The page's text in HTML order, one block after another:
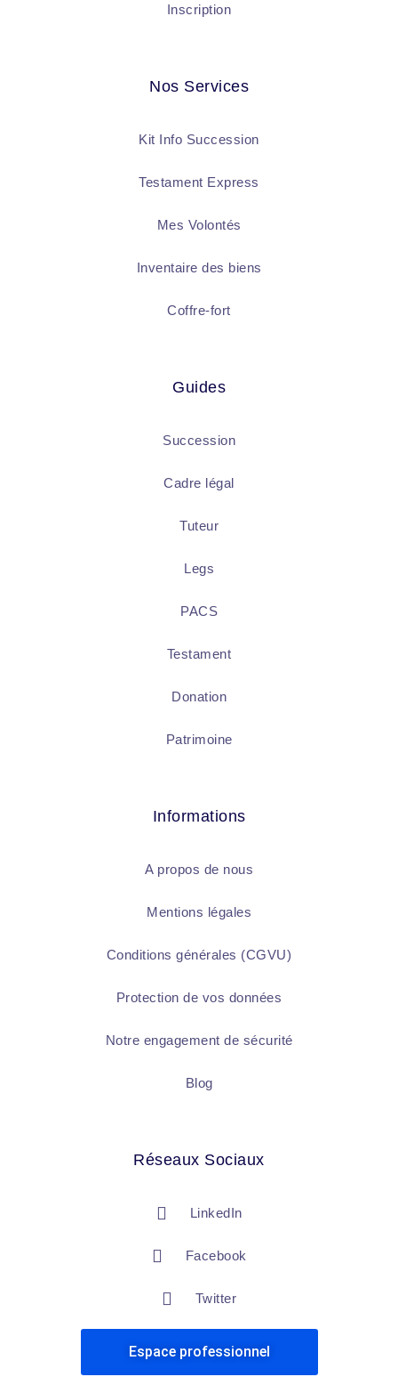
Inscription
Nos Services
Kit Info Succession
Testament Express
Mes Volontés
Inventaire des biens
Coffre-fort
Guides
Succession
Cadre légal
Tuteur
Legs
PACS
Testament
Donation
Patrimoine
Informations
A propos de nous
Mentions légales
Conditions générales (CGVU)
Protection de vos données
Notre engagement de sécurité
Blog
Réseaux Sociaux
LinkedIn
Facebook
Twitter
Espace professionnel